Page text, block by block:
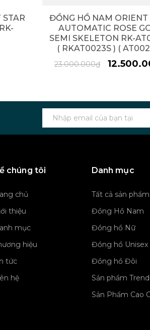
ĐỒNG HỒ NAM ORIENT
AUTOMATIC ROSE
SEMI SKELETON RK-
( RKAT0023S ) (
23.000.000₫
chúng tôi
chủ
thiệu
mục
hiệu
tức
hệ
Danh mục
Tất cả sản phẩm
Đồng Hồ Nam
Đồng hồ Nữ
Đồng hồ Unisex
Đồng hồ Đôi
Sản phẩm
Sản Phẩm Cao